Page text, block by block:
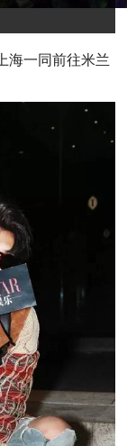
海一同前往米兰